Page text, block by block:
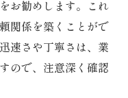
お勧めします。これ
関係を築くことがで
速さや丁寧さは、業
ので、注意深く確認